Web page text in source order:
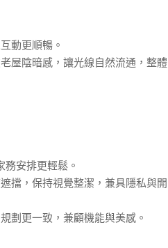
動更順暢。
屋陰暗感，讓光線自然流通，整體
務安排更輕鬆。
擋，保持視覺整潔，兼具隱私與開
劃更一致，兼顧機能與美感。